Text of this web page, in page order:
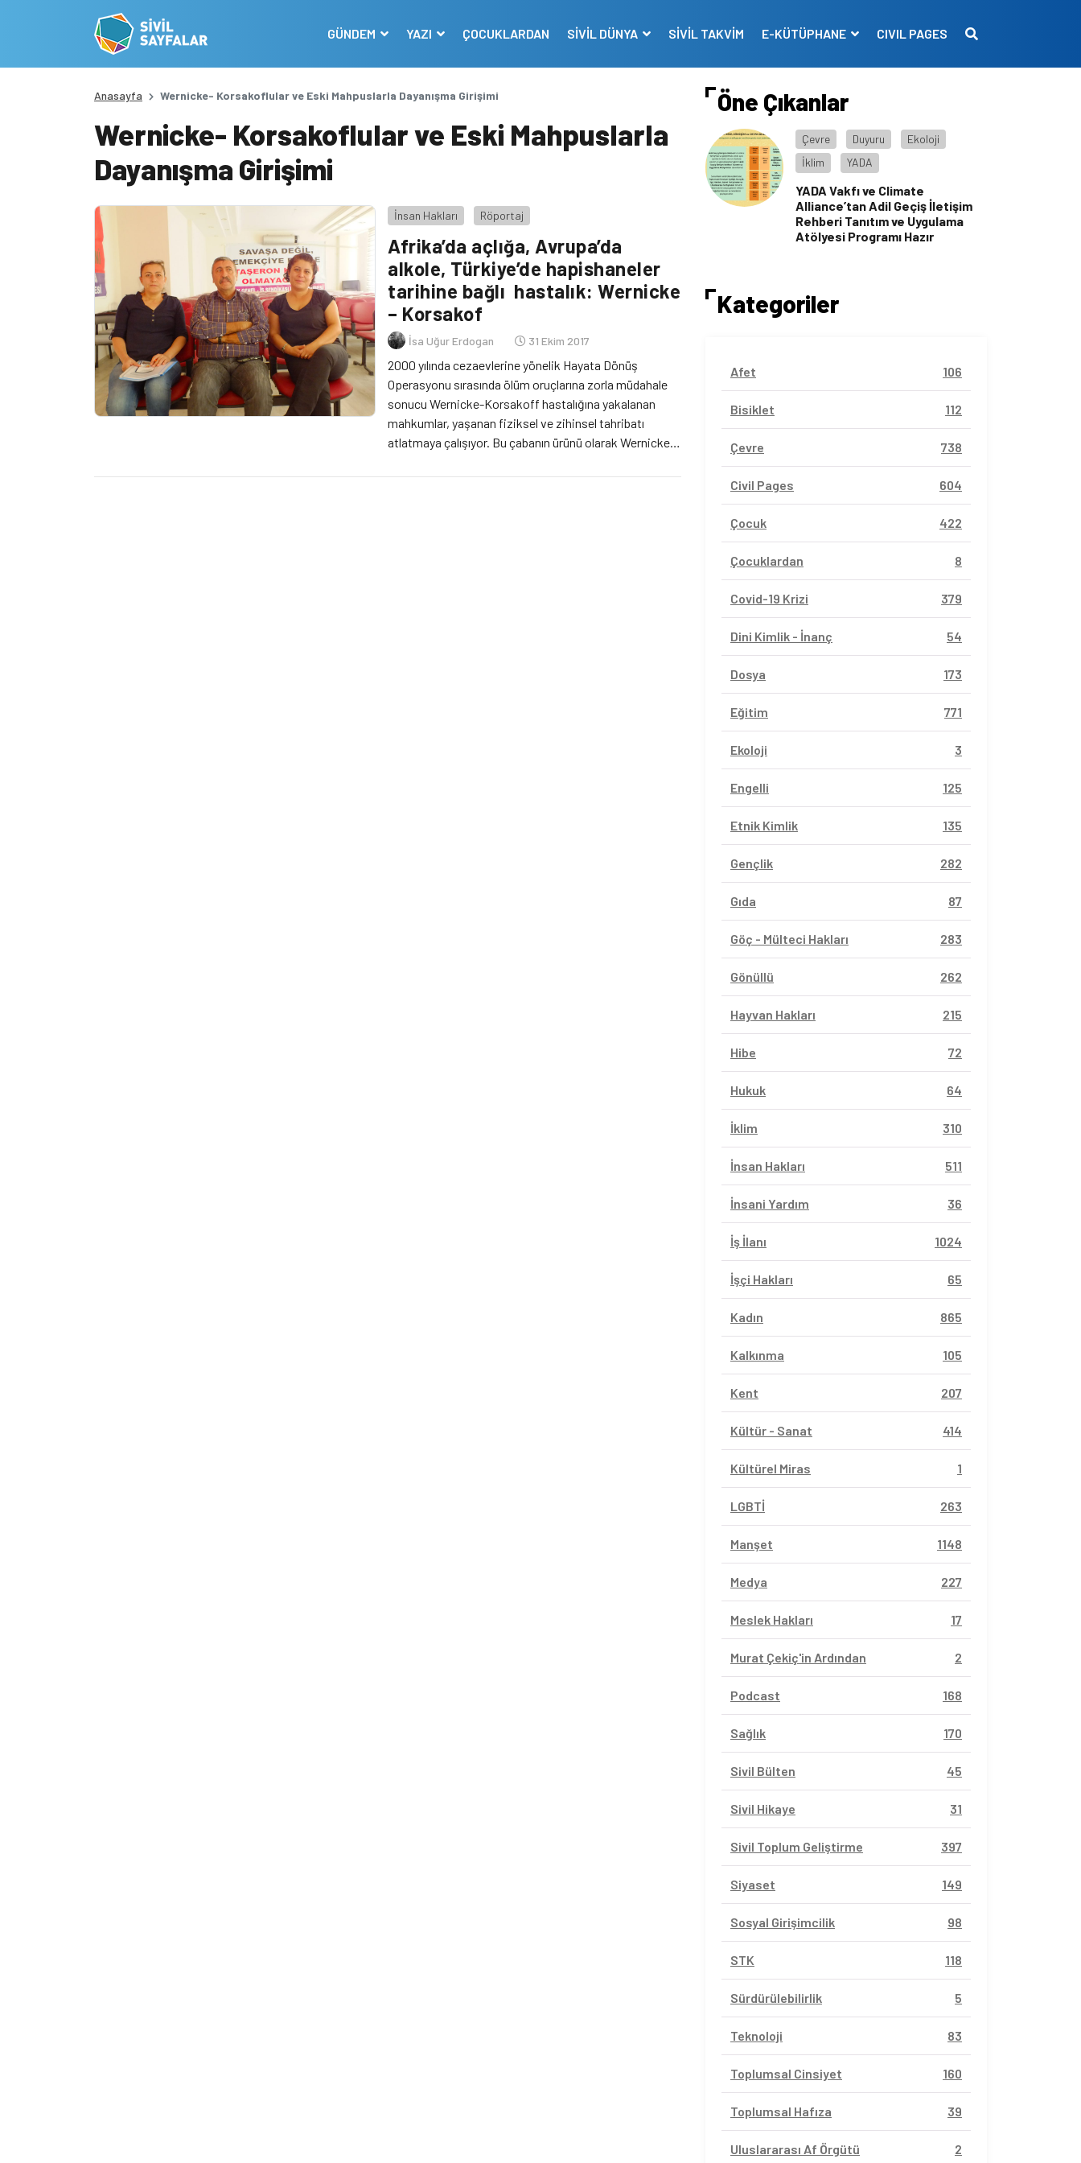
GÜNDEM YAZI ÇOCUKLARDAN SİVİL DÜNYA SİVİL TAKVİM E-KÜTÜPHANE CIVIL PAGES
Anasayfa Wernicke- Korsakoflular ve Eski Mahpuslarla Dayanışma Girişimi
Wernicke- Korsakoflular ve Eski Mahpuslarla
Dayanışma Girişimi
İnsan Hakları Röportaj
Afrika’da açlığa, Avrupa’da
alkole, Türkiye’de hapishaneler
tarihine bağlı hastalık: Wernicke
– Korsakof
İsa Uğur Erdogan 31 Ekim 2017
2000 yılında cezaevlerine yönelik Hayata Dönüş
Operasyonu sırasında ölüm oruçlarına zorla müdahale
sonucu Wernicke-Korsakoff hastalığına yakalanan
mahkumlar, yaşanan fiziksel ve zihinsel tahribatı
atlatmaya çalışıyor. Bu çabanın ürünü olarak Wernicke-
adıyla bir araya geldiler. Dayanışma Girişimi’nin
Öne Çıkanlar
Çevre Duyuru
Ekoloji
İklim
YADA
YADA Vakfı ve Climate
Alliance’tan Adil Geçiş İletişim
Rehberi Tanıtım ve Uygulama
Atölyesi Programı Hazır
Kategoriler
Afet 106
Bisiklet 112
Çevre 738
Civil Pages 604
Çocuk 422
Çocuklardan 8
Covid-19 Krizi 379
Dini Kimlik - İnanç 54
Dosya 173
Eğitim 771
Ekoloji 3
Engelli 125
Etnik Kimlik 135
Gençlik 282
Gıda 87
Göç - Mülteci Hakları 283
Gönüllü 262
Hayvan Hakları 215
Hibe 72
Hukuk 64
İklim 310
İnsan Hakları 511
İnsani Yardım 36
İş İlanı 1024
İşçi Hakları 65
Kadın 865
Kalkınma 105
Kent 207
Kültür - Sanat 414
Kültürel Miras 1
LGBTİ 263
Manşet 1148
Medya 227
Meslek Hakları 17
Murat Çekiç'in Ardından 2
Podcast 168
Sağlık 170
Sivil Bülten 45
Sivil Hikaye 31
Sivil Toplum Geliştirme 397
Siyaset 149
Sosyal Girişimcilik 98
STK 118
Sürdürülebilirlik 5
Teknoloji 83
Toplumsal Cinsiyet 160
Toplumsal Hafıza 39
Uluslararası Af Örgütü 2